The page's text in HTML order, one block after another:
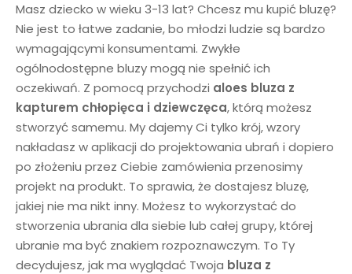
Masz dziecko w wieku 3-13 lat? Chcesz mu kupić bluzę?
Nie jest to łatwe zadanie, bo młodzi ludzie są bardzo
wymagającymi konsumentami. Zwykłe
ogólnodostępne bluzy mogą nie spełnić ich
oczekiwań. Z pomocą przychodzi aloes bluza z
kapturem chłopięca i dziewczęca, którą możesz
stworzyć samemu. My dajemy Ci tylko krój, wzory
nakładasz w aplikacji do projektowania ubrań i dopiero
po złożeniu przez Ciebie zamówienia przenosimy
projekt na produkt. To sprawia, że dostajesz bluzę,
jakiej nie ma nikt inny. Możesz to wykorzystać do
stworzenia ubrania dla siebie lub całej grupy, której
ubranie ma być znakiem rozpoznawczym. To Ty
decydujesz, jak ma wyglądać Twoja bluza z